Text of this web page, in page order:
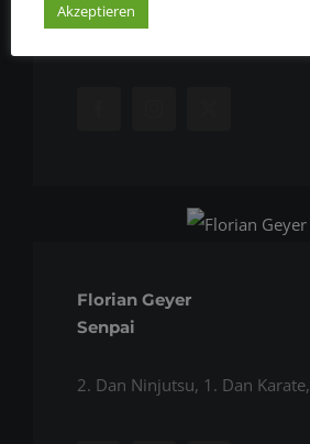
3. Dan Karate, 3. Dan Ninjutsu
Florian Geyer
Senpai
2. Dan Ninjutsu, 1. Dan Karate,
Akzeptieren